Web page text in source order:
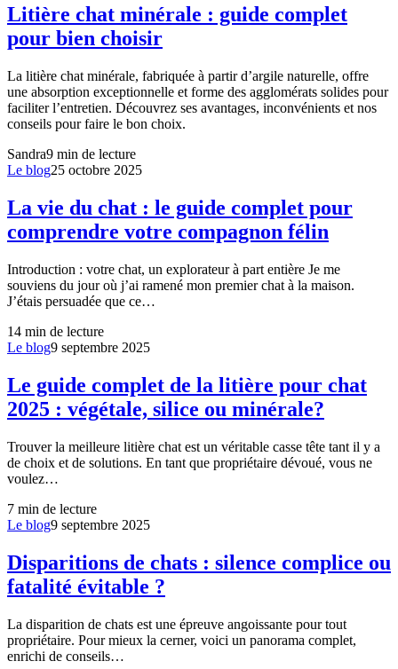
Litière chat minérale : guide complet
pour bien choisir
La litière chat minérale, fabriquée à partir d’argile naturelle, offre
une absorption exceptionnelle et forme des agglomérats solides pour
faciliter l’entretien. Découvrez ses avantages, inconvénients et nos
conseils pour faire le bon choix.
Sandra9 min de lecture
Le blog25 octobre 2025
La vie du chat : le guide complet pour
comprendre votre compagnon félin
Introduction : votre chat, un explorateur à part entière Je me
souviens du jour où j’ai ramené mon premier chat à la maison.
J’étais persuadée que ce…
14 min de lecture
Le blog9 septembre 2025
Le guide complet de la litière pour chat
2025 : végétale, silice ou minérale?
Trouver la meilleure litière chat est un véritable casse tête tant il y a
de choix et de solutions. En tant que propriétaire dévoué, vous ne
voulez…
7 min de lecture
Le blog9 septembre 2025
Disparitions de chats : silence complice ou
fatalité évitable ?
La disparition de chats est une épreuve angoissante pour tout
propriétaire. Pour mieux la cerner, voici un panorama complet,
enrichi de conseils…